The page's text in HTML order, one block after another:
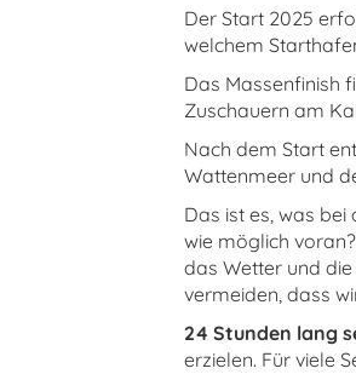
Der Start 2025
welchem
Das Massenfinish
Zuschauern am
Nach dem Start
Wattenmeer und
Das ist es, was
wie möglich
das Wetter und
vermeiden, dass
24 Stunden lang
erzielen. Für viele